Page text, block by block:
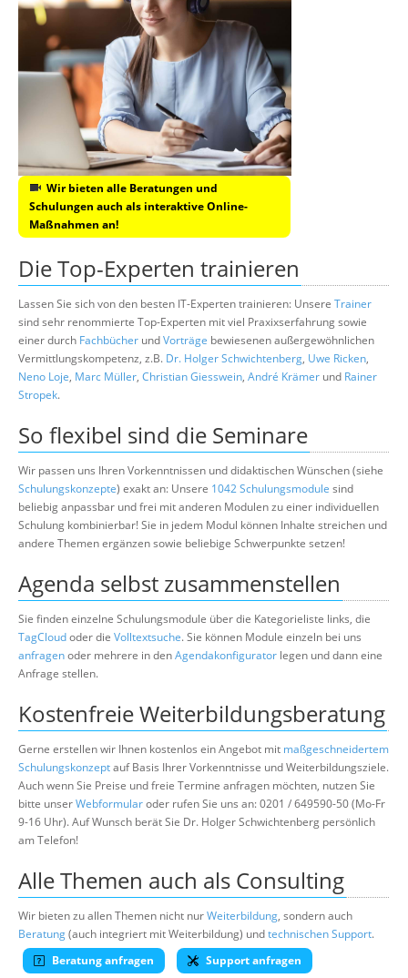
Wir bieten alle Beratungen und
Schulungen auch als interaktive Online-
Maßnahmen an!
Die Top-Experten trainieren
Lassen Sie sich von den besten IT-Experten trainieren: Unsere Trainer
sind sehr renommierte Top-Experten mit viel Praxixserfahrung sowie
einer durch Fachbücher undVorträge bewiesenen außergewöhnlichen
Vermittlungskompetenz, z.B. Dr. Holger Schwichtenberg, Uwe Ricken,
Neno Loje, Marc Müller, Christian Giesswein, André Krämer und Rainer
Stropek.
So flexibel sind die Seminare
Wir passen uns Ihren Vorkenntnissen und didaktischen Wünschen (siehe
Schulungskonzepte) exakt an: Unsere 1042 Schulungsmodule sind
beliebig anpassbar und frei mit anderen Modulen zu einer individuellen
Schulung kombinierbar! Sie in jedem Modul können Inhalte streichen und
andere Themen ergänzen sowie beliebige Schwerpunkte setzen!
Agenda selbst zusammenstellen
Sie finden einzelne Schulungsmodule über die Kategorieliste links, die
TagCloudoder die Volltextsuche. Sie können Module einzeln bei uns
anfragenoder mehrere in denAgendakonfigurator legen und dann eine
Anfrage stellen.
Kostenfreie Weiterbildungsberatung
Gerne erstellen wir Ihnen kostenlos ein Angebot mit maßgeschneidertem
Schulungskonzeptauf Basis Ihrer Vorkenntnisse und Weiterbildungsziele.
Auch wenn Sie Preise und freie Termine anfragen möchten, nutzen Sie
bitte unserWebformularoder rufen Sie uns an: 0201 / 649590-50 (Mo-Fr
9-16 Uhr). Auf Wunsch berät Sie Dr. Holger Schwichtenberg persönlich
am Telefon!
Alle Themen auch als Consulting
Wir bieten zu allen Themen nicht nurWeiterbildung, sondern auch
Beratung(auch integriert mit Weiterbildung) undtechnischen Support.
Beratung anfragen
Support anfragen